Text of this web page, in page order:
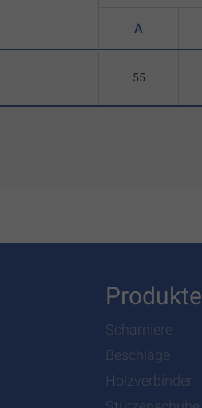
A
55
Produkte
Scharniere
Beschläge
Holzverbinder